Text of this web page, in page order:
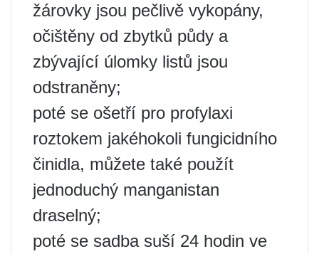
žárovky jsou pečlivě vykopány,
očištěny od zbytků půdy a
zbývající úlomky listů jsou
odstraněny;
poté se ošetří pro profylaxi
roztokem jakéhokoli fungicidního
činidla, můžete také použít
jednoduchý manganistan
draselný;
poté se sadba suší 24 hodin ve